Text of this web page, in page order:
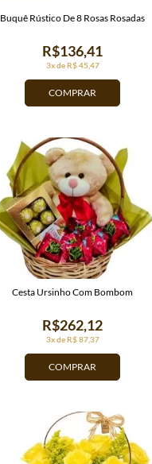
COMPRAR
3x de R$ 45,47
R$136,41
Buquê Rústico De 8 Rosas Rosadas
COMPRAR
3x de R$ 87,37
R$262,12
Cesta Ursinho Com Bombom